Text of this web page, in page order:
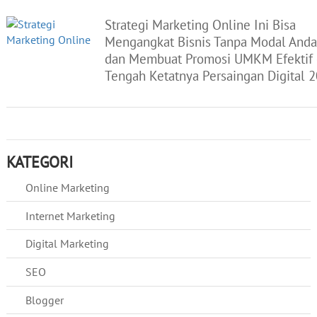
Strategi Marketing Online Ini Bisa
Mengangkat Bisnis Tanpa Modal Anda
dan Membuat Promosi UMKM Efektif
Tengah Ketatnya Persaingan Digital
KATEGORI
Online Marketing
Internet Marketing
Digital Marketing
SEO
Blogger